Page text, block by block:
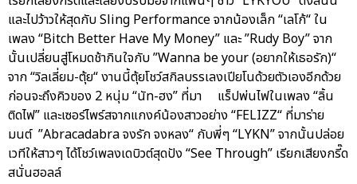
และไปว้าวให้สุดกับ Sling Performance จากน้องเล็ก “เลโก้“ ใน
เพลง “Bitch Better Have My Money” และ ”Rudy Boy” จาก
นั้นเปลี่ยนสู่โหมดช้ากินใจกับ ”Wanna be your (อยากให้เธอรัก)“
จาก “วิลเลี่ยม-ตุ้ย“ งานนี้ตุ้ยโชว์สกิลบรรเลงเปียโนด้วยตัวเองอีกด้วย
ก่อนจะถึงคิวของ 2 หนุ่ม “นัท-ฮง” ที่มา แร็ปพ่นไฟในเพลง “ลิ้น
ติดไฟ” และเซอร์ไพร์สจากแกงค์น้องสาวอย่าง “FELIZZ“ ที่มาร่าย
มนต์ ”Abracadabra จงรัก จงหลง“ กับพี่ๆ “LYKN” จากนั้นปล่อย
เวทีให้สาวๆ ได้โชว์เพลงเดบิวต์สุดปัง “See Through” เรียกเสียงกรี๊ด
สนั่นฮอลล์